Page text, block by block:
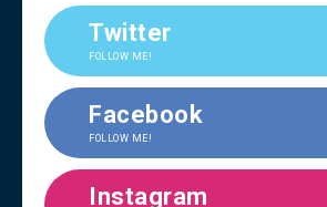
Twitter
FOLLOW ME!
Facebook
FOLLOW ME!
Instagram